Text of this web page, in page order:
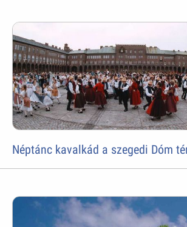
Néptánc kavalkád a szegedi Dóm